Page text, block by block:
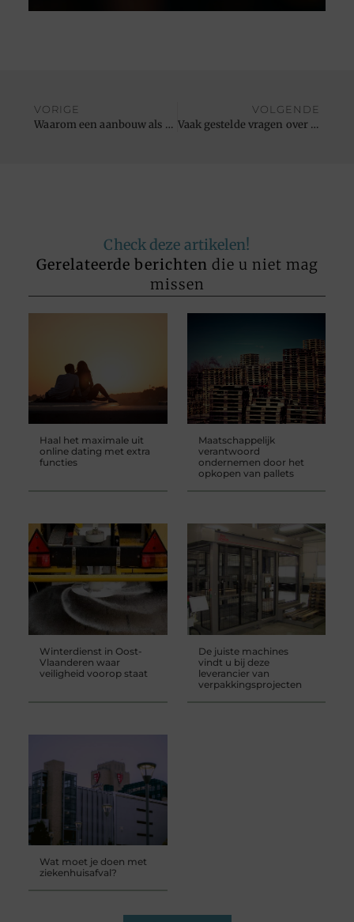
VORIGE
Waarom een aanbouw als het makkelijker kan?
VOLGENDE
Vaak gestelde vragen over rieten daken
Check deze artikelen!
Gerelateerde berichten die u niet mag
missen
Haal het maximale uit
online dating met extra
functies
Maatschappelijk
verantwoord
ondernemen door het
opkopen van pallets
Winterdienst in Oost-
Vlaanderen waar
veiligheid voorop staat
De juiste machines
vindt u bij deze
leverancier van
verpakkingsprojecten
Wat moet je doen met
ziekenhuisafval?